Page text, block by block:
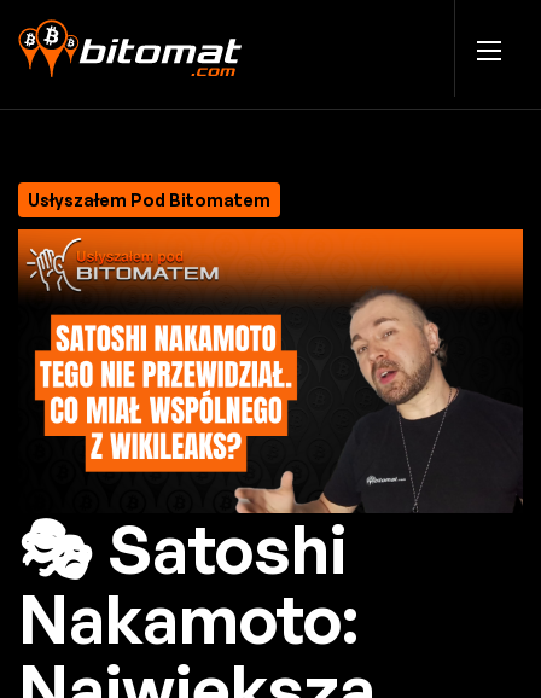
Usłyszałem Pod Bitomatem
🎭 Satoshi
Nakamoto: